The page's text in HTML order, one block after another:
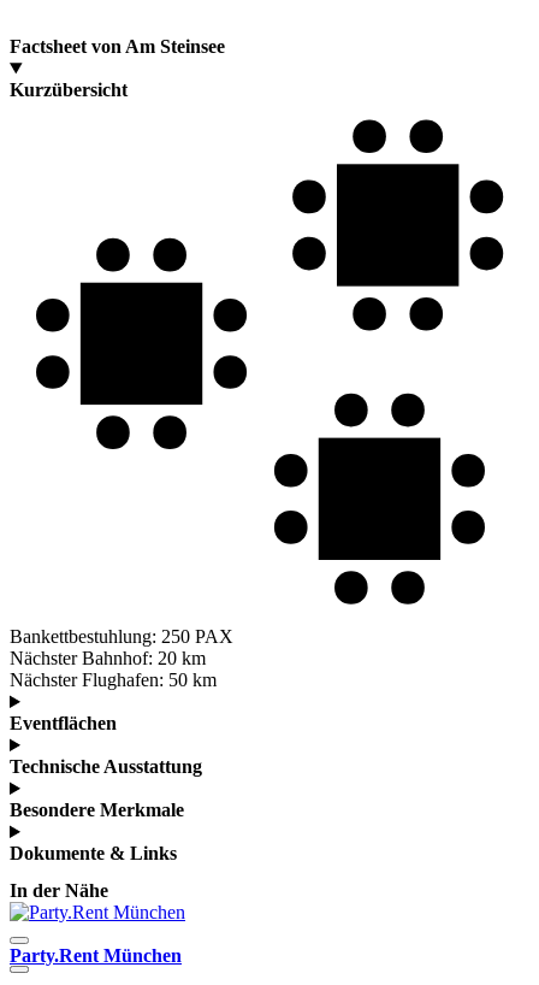
Factsheet von Am Steinsee
Kurzübersicht
Bankettbestuhlung: 250 PAX
Nächster Bahnhof: 20 km
Nächster Flughafen: 50 km
Eventflächen
Technische Ausstattung
Besondere Merkmale
Dokumente & Links
In der Nähe
Party.Rent München